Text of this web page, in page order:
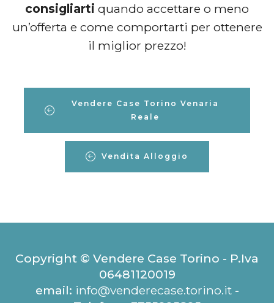
consigliarti quando accettare o meno
un’offerta e come comportarti per ottenere
il miglior prezzo!
Vendere Case Torino Venaria
Reale
Vendita Alloggio
Copyright © Vendere Case Torino - P.Iva
06481120019
email: info@venderecase.torino.it-